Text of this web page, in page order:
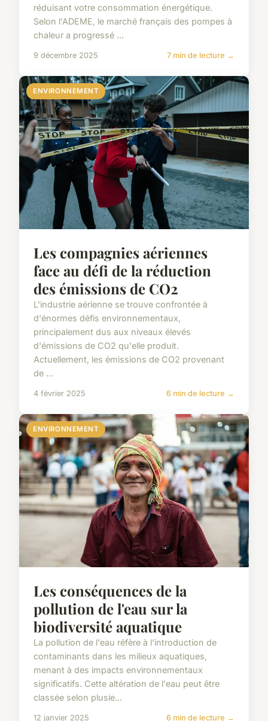
réduisant votre consommation énergétique.
Selon l'ADEME, le marché français des pompes à
chaleur a progressé ...
9 décembre 2025 7 min de lecture →
ENVIRONNEMENT
Les compagnies aériennes
face au défi de la réduction
des émissions de CO2
L'industrie aérienne se trouve confrontée à
d'énormes défis environnementaux,
principalement dus aux niveaux élevés
d'émissions de CO2 qu'elle produit.
Actuellement, les émissions de CO2 provenant
de ...
4 février 2025 6 min de lecture →
ENVIRONNEMENT
Les conséquences de la
pollution de l'eau sur la
biodiversité aquatique
La pollution de l'eau réfère à l'introduction de
contaminants dans les milieux aquatiques,
menant à des impacts environnementaux
significatifs. Cette altération de l'eau peut être
classée selon plusie...
12 janvier 2025 6 min de lecture →